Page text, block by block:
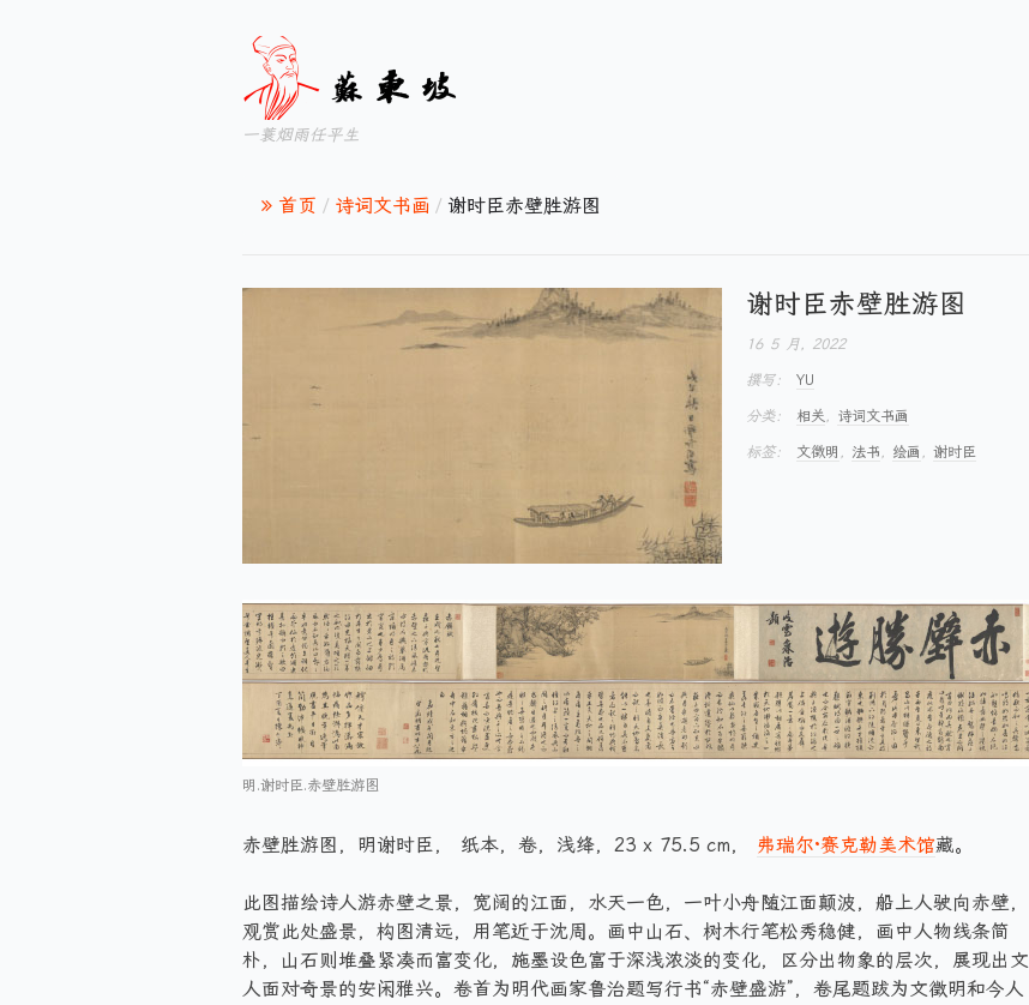
一蓑烟雨任平生
首页 / 诗词文书画 / 谢时臣赤壁胜游图
谢时臣赤壁胜游图
16 5 月, 2022
撰写： YU
分类： 相关, 诗词文书画
标签： 文徵明 , 法书, 绘画 , 谢时臣
明.谢时臣.赤壁胜游图
赤壁胜游图，明谢时臣， 纸本，卷，浅绛，23 x 75.5 cm， 弗瑞尔·赛克勒美术馆藏。
此图描绘诗人游赤壁之景，宽阔的江面，水天一色，一叶小舟随江面颠波，船上人驶向赤壁，
观赏此处盛景，构图清远，用笔近于沈周。画中山石、树木行笔松秀稳健，画中人物线条简
朴，山石则堆叠紧凑而富变化，施墨设色富于深浅浓淡的变化，区分出物象的层次，展现出文
人面对奇景的安闲雅兴。卷首为明代画家鲁治题写行书“赤壁盛游”，卷尾题跋为文徵明和今人